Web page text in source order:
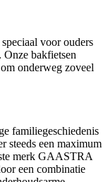
voor ouders
bakfietsen
onderweg zoveel
familiegeschiedenis
steeds een maximum
merk GAASTRA
een combinatie